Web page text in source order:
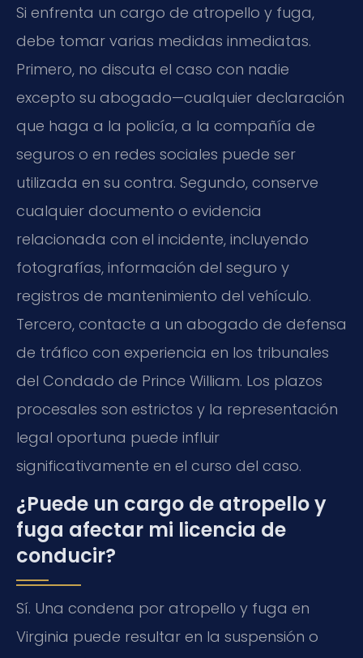
Si enfrenta un cargo de atropello y fuga,
debe tomar varias medidas inmediatas.
Primero, no discuta el caso con nadie
excepto su abogado—cualquier declaración
que haga a la policía, a la compañía de
seguros o en redes sociales puede ser
utilizada en su contra. Segundo, conserve
cualquier documento o evidencia
relacionada con el incidente, incluyendo
fotografías, información del seguro y
registros de mantenimiento del vehículo.
Tercero, contacte a un abogado de defensa
de tráfico con experiencia en los tribunales
del Condado de Prince William. Los plazos
procesales son estrictos y la representación
legal oportuna puede influir
significativamente en el curso del caso.
¿Puede un cargo de atropello y
fuga afectar mi licencia de
conducir?
Sí. Una condena por atropello y fuga en
Virginia puede resultar en la suspensión o